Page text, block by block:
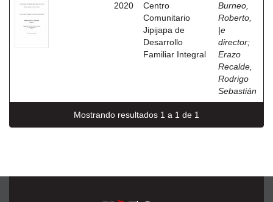
2020
Centro
Comunitario
Jipijapa de
Desarrollo
Familiar Integral
Burneo,
Roberto,
|e
director;
Erazo
Recalde,
Rodrigo
Sebastián
Mostrando resultados 1 a 1 de 1